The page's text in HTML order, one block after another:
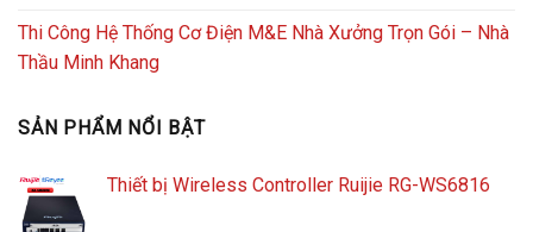
Thi Công Hệ Thống Cơ Điện M&E Nhà Xưởng Trọn Gói – Nhà
Thầu Minh Khang
SẢN PHẨM NỔI BẬT
Thiết bị Wireless Controller Ruijie RG-WS6816